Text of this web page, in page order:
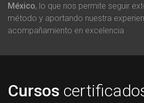
México, lo que nos permite seguir
método y aportando nuestra
acompañamiento en excelencia
Cursos